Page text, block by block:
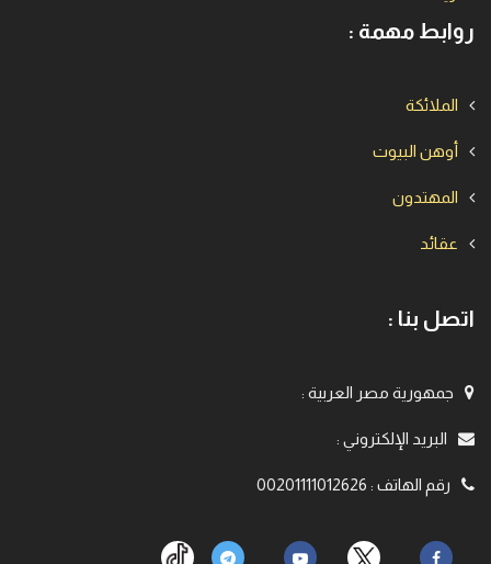
روابط مهمة :
الملائكة
أوهن البيوت
المهتدون
عقائد
اتصل بنا :
جمهورية مصر العربية :
البريد الإلكتروني :
رقم الهاتف :
00201111012626